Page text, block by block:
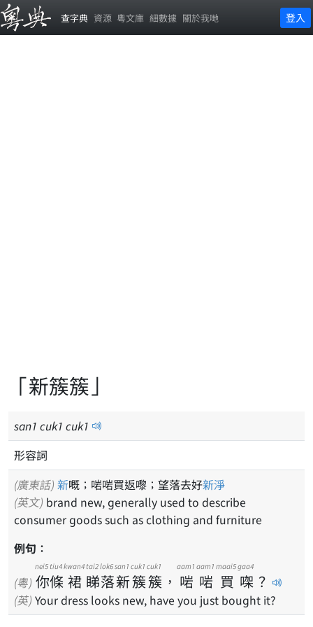
查字典 資源 粵文庫 細數據 關於我哋 登入
「新簇簇」
san1 cuk1 cuk1
形容詞
(廣東話) 新嘅；啱啱買返嚟；望落去好新淨
(英文)
consumer goods such as clothing and furniture
例句：
(粵) 你
nei5
條
tiu4
裙
kwan4
睇
tai2
落
lok6
新
san1
簇
cuk1
簇
cuk1
， 啱
aam1
啱
aam1
買
maai5
㗎
gaa4
？
(英) Your dress looks new, have you just bought it?